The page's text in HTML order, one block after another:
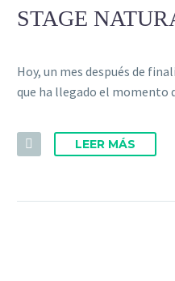
STAGE
Hoy, un mes después de
que ha llegado el momento
LEER MÁS